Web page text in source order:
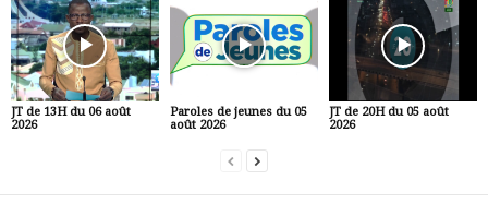
JT de 13H du 06 août
2026
Paroles de jeunes du 05
août 2026
JT de 20H du 05 août
2026